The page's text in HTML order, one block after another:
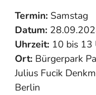
Termin: Samstag
Datum:
Uhrzeit: 10 bis 13
Ort: Bürgerpark
Julius Fucik
Berlin